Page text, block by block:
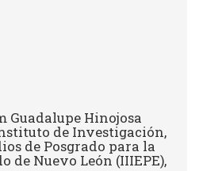
Hinojosa
de Investigación,
de Posgrado para la
de Nuevo León (IIIEPE),